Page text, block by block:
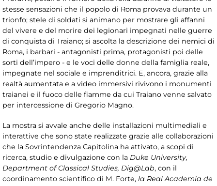
stesse sensazioni che il popolo di Roma provava durante un
trionfo; stele di soldati si animano per mostrare gli affanni
del vivere e del morire dei legionari impegnati nelle guerre
di conquista di Traiano; si ascolta la descrizione dei nemici di
Roma, i barbari - antagonisti prima, protagonisti poi delle
sorti dell’impero - e le voci delle donne della famiglia reale,
impegnate nel sociale e imprenditrici. E, ancora, grazie alla
realtà aumentata e a video immersivi rivivono i monumenti
traianei e il fuoco delle fiamme da cui Traiano venne salvato
per intercessione di Gregorio Magno.
La mostra si avvale anche delle installazioni multimediali e
interattive che sono state realizzate grazie alle collaborazioni
che la Sovrintendenza Capitolina ha attivato, a scopi di
ricerca, studio e divulgazione con la Duke University,
Department of Classical Studies, Dig@Lab, con il
coordinamento scientifico di M. Forte, la Real Academia de